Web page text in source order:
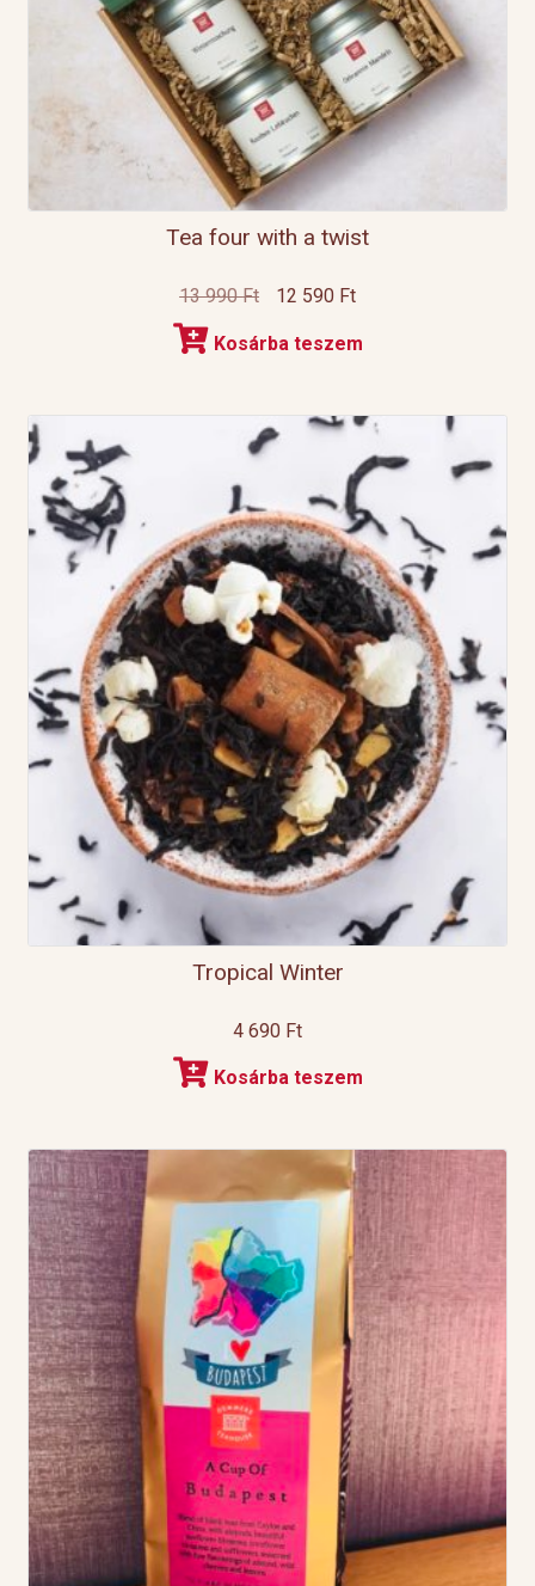
Tea four with a twist
13 990Ft
Original
was:
990 Ft.
12 590 FtCurrent
is:
590 Ft.
Kosárba teszem
Tropical Winter
4 690 Ft
Kosárba teszem